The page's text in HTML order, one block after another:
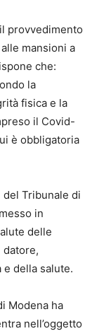
provvedimento
mansioni a
che:
la
fisica e la
il Covid-
è obbligatoria
del Tribunale di
in
delle
della salute.
Modena ha
nell’oggetto